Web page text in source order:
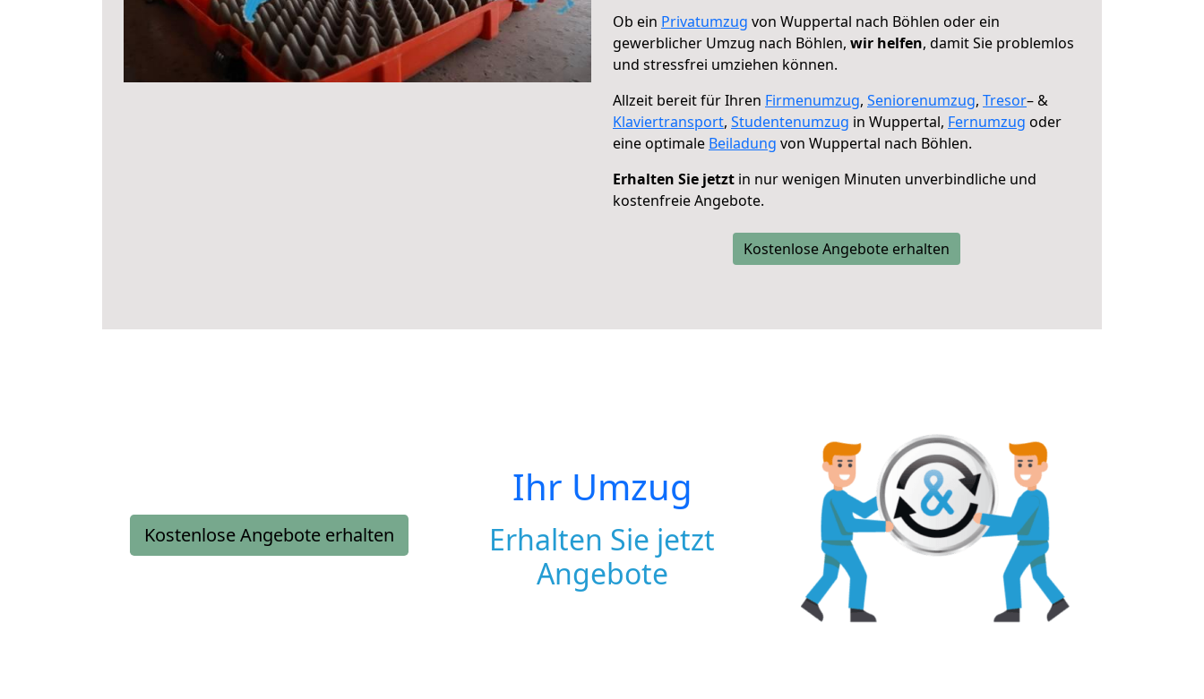
Ob ein Privatumzug von Wuppertal nach Böhlen oder ein
gewerblicher Umzug nach Böhlen, wir helfen, damit Sie problemlos
und stressfrei umziehen können.
Allzeit bereit für Ihren Firmenumzug, Seniorenumzug, Tresor– &
Klaviertransport, Studentenumzug in Wuppertal, Fernumzug oder
eine optimale Beiladung von Wuppertal nach Böhlen.
Erhalten Sie jetzt in nur wenigen Minuten unverbindliche und
kostenfreie Angebote.
Kostenlose Angebote erhalten
Kostenlose Angebote erhalten
Ihr Umzug
Erhalten Sie jetzt
Angebote